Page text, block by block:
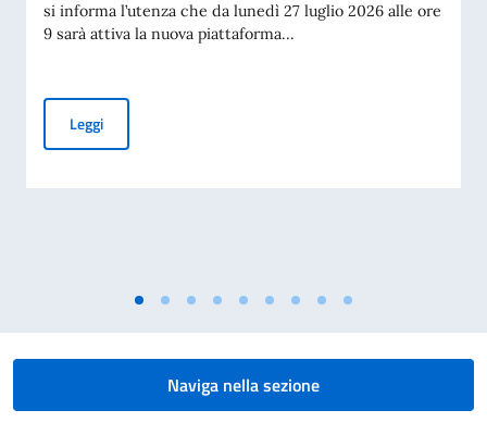
si informa l’utenza che da lunedì 27 luglio 2026 alle ore
9 sarà attiva la nuova piattaforma...
LeggiPiattaforma per la prenotazione degli appuntamenti per i
Naviga nella sezione